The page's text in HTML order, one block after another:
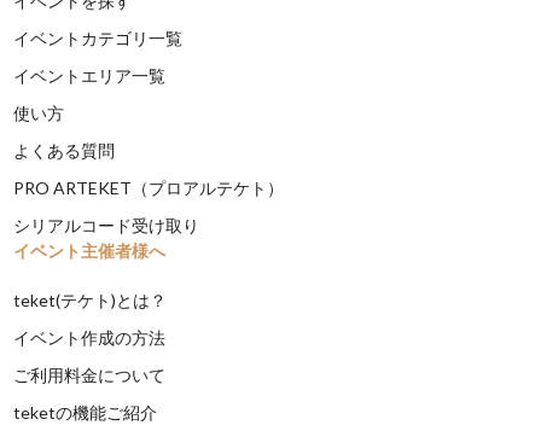
イベントカテゴリ一覧
イベントエリア一覧
使い方
よくある質問
PRO ARTEKET（プロアルテケト）
シリアルコード受け取り
イベント主催者様へ
teket(テケト)とは？
イベント作成の方法
ご利用料金について
teketの機能ご紹介